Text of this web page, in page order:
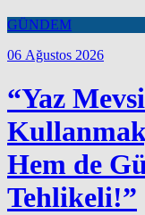
GÜNDEM
06 Ağustos 2026
“Yaz
Hem de
Tehlikeli!”